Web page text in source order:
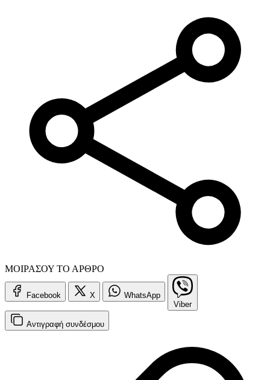
ΜΟΙΡΑΣΟΥ ΤΟ ΑΡΘΡΟ
Facebook X
WhatsApp
Viber
Αντιγραφή συνδέσμου